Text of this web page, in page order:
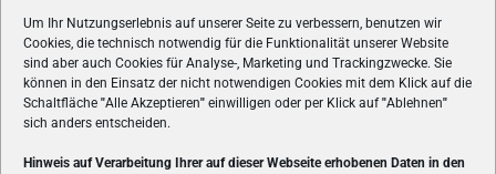
Um Ihr Nutzungserlebnis auf unserer Seite zu verbessern, benutzen wir
Cookies, die technisch notwendig für die Funktionalität unserer Website
sind aber auch Cookies für Analyse-, Marketing und Trackingzwecke. Sie
können in den Einsatz der nicht notwendigen Cookies mit dem Klick auf die
Schaltfläche "Alle Akzeptieren" einwilligen oder per Klick auf"Ablehnen"
sich anders entscheiden.
Hinweis auf Verarbeitung Ihrer auf dieser Webseite erhobenen Daten in den